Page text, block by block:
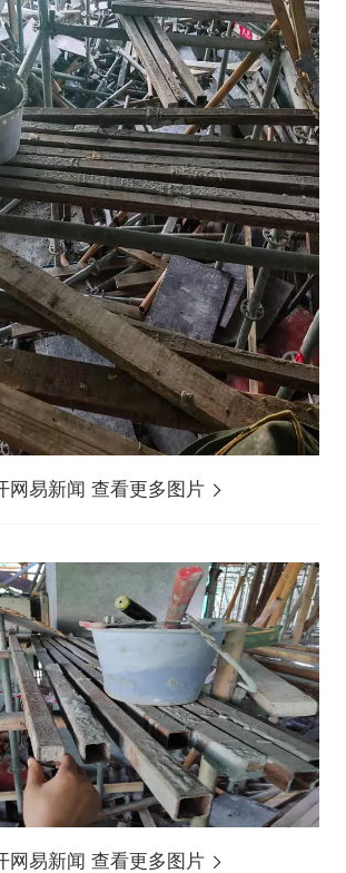
网易新闻 查看更多图片
网易新闻 查看更多图片